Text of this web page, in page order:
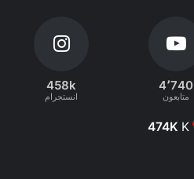
4٬740
متابعون
458k
انستجرام
474K K